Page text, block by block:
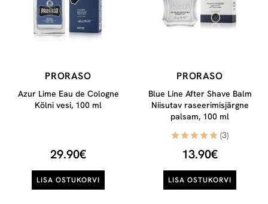
PRORASO
Azur Lime Eau de Cologne
Kölni vesi, 100 ml
29.90€
LISA OSTUKORVI
PRORASO
Blue Line After Shave Balm
Niisutav raseerimisjärgne
palsam, 100 ml
(3)
13.90€
LISA OSTUKORVI